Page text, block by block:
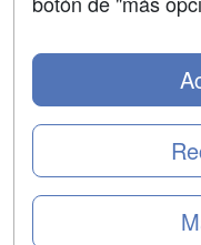
Copyright 2000-
Fermín Caballero,